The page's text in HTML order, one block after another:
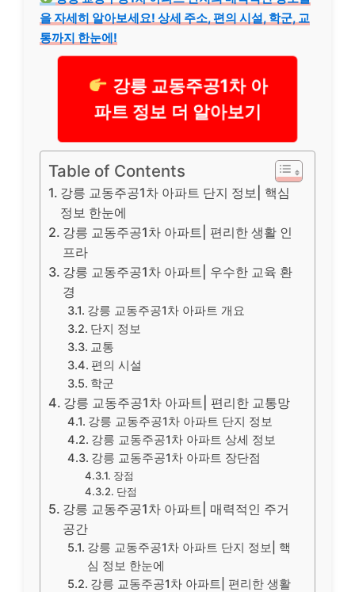
을 자세히 알아보세요! 상세 주소, 편의 시설, 학군, 교
통까지 한눈에!
강릉 교동주공1차 아
파트 정보 더 알아보기
Table of Contents
강릉 교동주공1차 아파트 단지 정보| 핵심
정보 한눈에
강릉 교동주공1차 아파트| 편리한 생활 인
프라
강릉 교동주공1차 아파트| 우수한 교육 환
경
강릉 교동주공1차 아파트 개요
단지 정보
교통
편의 시설
학군
강릉 교동주공1차 아파트| 편리한 교통망
강릉 교동주공1차 아파트 단지 정보
강릉 교동주공1차 아파트 상세 정보
강릉 교동주공1차 아파트 장단점
장점
단점
강릉 교동주공1차 아파트| 매력적인 주거
공간
강릉 교동주공1차 아파트 단지 정보| 핵
심 정보 한눈에
강릉 교동주공1차 아파트| 편리한 생활